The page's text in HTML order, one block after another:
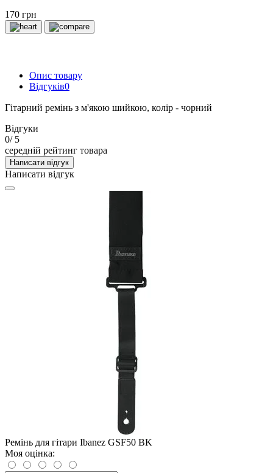
170 грн
Опис товару
Відгуків0
Гітарний ремінь з м'якою шийкою, колір - чорний
Відгуки
0/ 5
середній рейтинг товара
Написати відгук
Написати відгук
Ремінь для гітари Ibanez GSF50 BK
Моя оцінка: